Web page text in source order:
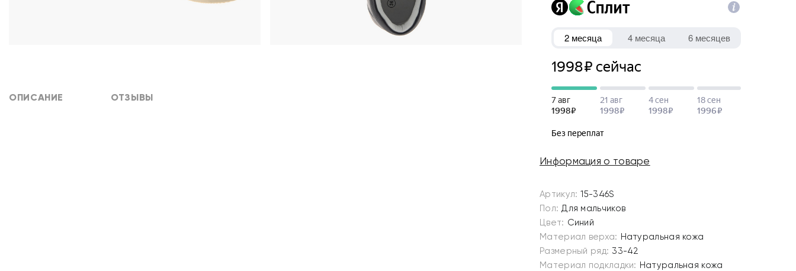
ОПИСАНИЕ ОТЗЫВЫ
Информация о товаре
Артикул: 15-346S
Пол: Для мальчиков
Цвет: Синий
Материал верха: Натуральная кожа
Размерный ряд: 33-42
Материал подкладки: Натуральная кожа